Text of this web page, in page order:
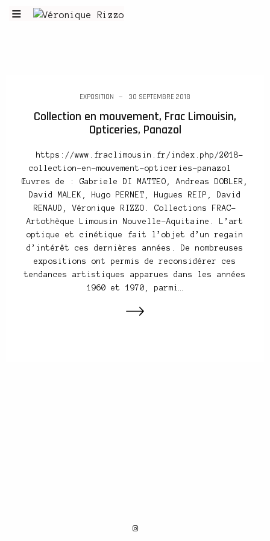
EXPOSITION 30 SEPTEMBRE 2018
Collection en mouvement, Frac Limouisin,
Opticeries, Panazol
https://www.fraclimousin.fr/index.php/2018-
collection-en-mouvement-opticeries-panazol
Œuvres de : Gabriele DI MATTEO, Andreas DOBLER,
David MALEK, Hugo PERNET, Hugues REIP, David
RENAUD, Véronique RIZZO. Collections FRAC-
Artothèque Limousin Nouvelle-Aquitaine. L’art
optique et cinétique fait l’objet d’un regain
d’intérêt ces dernières années. De nombreuses
expositions ont permis de reconsidérer ces
tendances artistiques apparues dans les années
1960 et 1970, parmi…